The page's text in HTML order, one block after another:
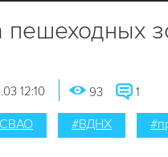
12:10 93 1
#ВДНХ